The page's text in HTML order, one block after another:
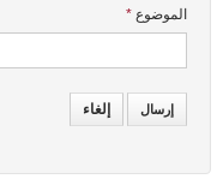
الموضوع *
إرسال إلغاء